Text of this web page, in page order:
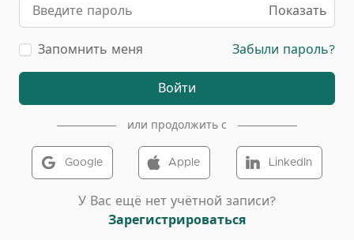
Показать
Запомнить меня Забыли пароль?
Войти
или продолжить с
Google Apple LinkedIn
У Вас ещё нет учётной записи?
Зарегистрироваться